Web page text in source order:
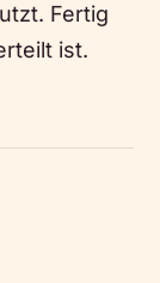
Fertig
ist.